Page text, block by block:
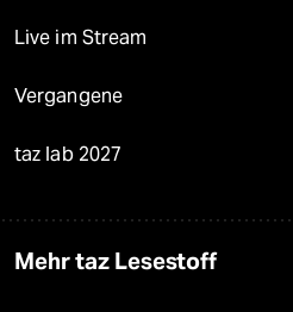
Live im Stream
Vergangene
taz lab 2027
Mehr taz Lesestoff